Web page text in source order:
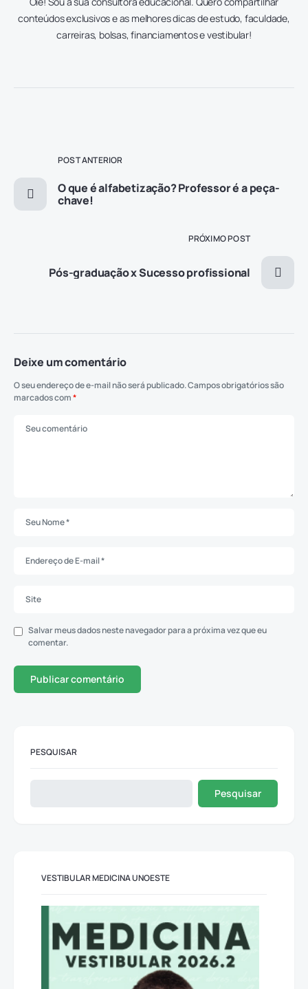
conteúdos exclusivos e as melhores dicas de estudo, faculdade,
carreiras, bolsas, financiamentos e vestibular!
POST ANTERIOR
O que é alfabetização? Professor é a peça-
chave!
PRÓXIMO POST
Pós-graduação x Sucesso profissional
Deixe um comentário
O seu endereço de e-mail não será publicado.Campos obrigatórios são
marcados com*
Salvar meus dados neste navegador para a próxima vez que eu
comentar.
PESQUISAR
Pesquisar
VESTIBULAR MEDICINA UNOESTE